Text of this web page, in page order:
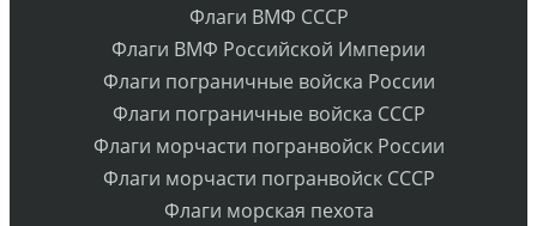
Флаги ВМФ СССР
Флаги ВМФ Российской Империи
Флаги пограничные войска России
Флаги пограничные войска СССР
Флаги морчасти погранвойск России
Флаги морчасти погранвойск СССР
Флаги морская пехота